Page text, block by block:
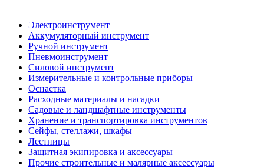
Электроинструмент
Аккумуляторный инструмент
Ручной инструмент
Пневмоинструмент
Силовой инструмент
Измерительные и контрольные приборы
Оснастка
Расходные материалы и насадки
Садовые и ландшафтные инструменты
Хранение и транспортировка инструментов
Сейфы, стеллажи, шкафы
Лестницы
Защитная экипировка и аксессуары
Прочие строительные и малярные аксессуары